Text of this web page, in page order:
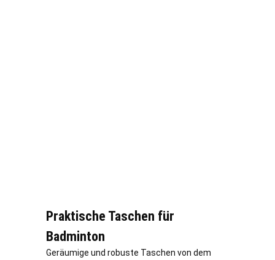
Praktische Taschen für
Badminton
Geräumige und robuste Taschen von dem